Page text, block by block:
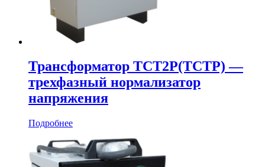
Трансформатор ТСТ2Р(ТСТР) —
трехфазный нормализатор
напряжения
Подробнее